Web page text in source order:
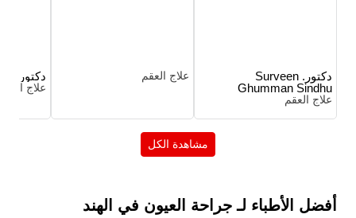
دكتور. Surveen
Ghumman Sindhu
علاج العقم
علاج العقم دكتور.
علاج
مشاهدة الكل
أفضل الأطباء لـ جراحة العيون في الهند